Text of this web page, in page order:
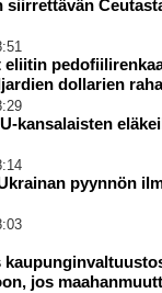
dollarien
kansalaisten
pyynnön
jos